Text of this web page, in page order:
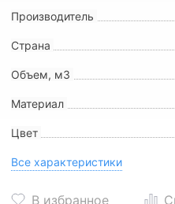
Производитель
Страна
Объем, м3
Материал
Цвет
Все характеристики